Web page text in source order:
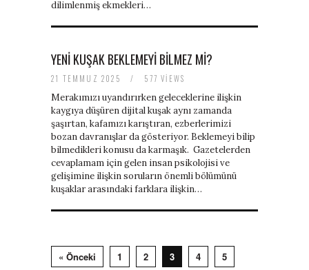
dilimlenmiş ekmekleri…
YENI KUŞAK BEKLEMEYI BILMEZ MI?
21 TEMMUZ 2025 / 577 VIEWS
Merakımızı uyandırırken geleceklerine ilişkin
kaygıya düşüren dijital kuşak aynı zamanda
şaşırtan, kafamızı karıştıran, ezberlerimizi
bozan davranışlar da gösteriyor. Beklemeyi bilip
bilmedikleri konusu da karmaşık. Gazetelerden
cevaplamam için gelen insan psikolojisi ve
gelişimine ilişkin soruların önemli bölümünü
kuşaklar arasındaki farklara ilişkin…
« Önceki 1 2 3 4
5